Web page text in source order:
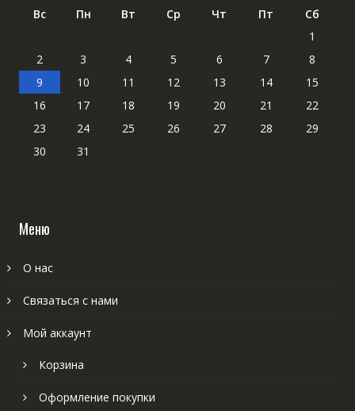
Вс Пн Вт Ср Чт Пт
Сб
1
2
3 4 5 6 7
8
9
10 11 12 13 14
15
16
17 18 19 20 21
22
23
24 25 26 27 28
29
30
31
Меню
О нас
Связаться с нами
Мой аккаунт
Корзина
Оформление покупки